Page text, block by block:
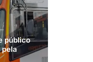
público
pela